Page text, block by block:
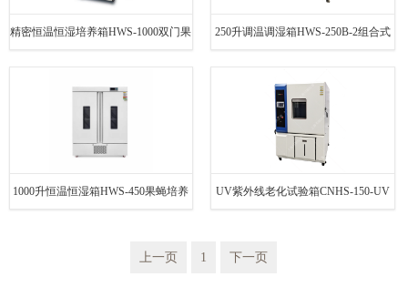
精密恒温恒湿培养箱HWS-1000双门果 250升调温调湿箱HWS-250B-2组合式
1000升恒温恒湿箱HWS-450果蝇培养 UV紫外线老化试验箱CNHS-150-UV
上一页 1 下一页